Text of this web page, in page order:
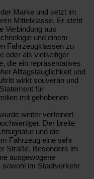
Marke und setzt im
Mittelklasse. Er steht
Verbindung aus
und einem
Fahrzeugklassen zu
oder als vielseitiger
die ein repräsentatives
Alltagstauglichkeit und
wirkt souverän und
für
mit gehobenen
weiter verfeinert
Der breite
und die
Fahrzeug eine sehr
Straße. Besonders im
ausgewogene
sowohl im Stadtverkehr